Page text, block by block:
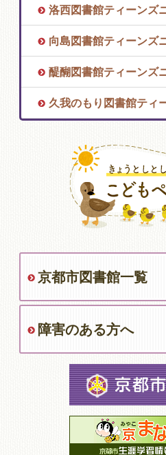
洛西図書館ティーンズ
向島図書館ティーンズ
醍醐図書館ティーンズ
久我のもり図書館ティ
京都市図書館一覧
障害のある方へ